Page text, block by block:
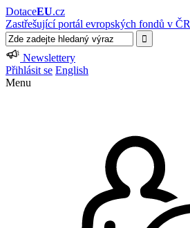
DotaceEU.cz
Zastřešující portál evropských fondů v ČR
Newslettery
Přihlásit se English
Menu